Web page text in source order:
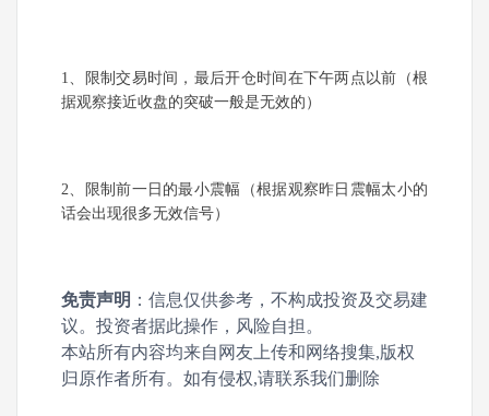
1、
限制交易时间，最后开仓时间在下午两点以前（根
据观察接近收盘的突破一般是无效的 ）
2、
限制前一日的最小震幅（根据观察昨日震幅太小的
话会出现很多无效信号）
免责声明 ：信息仅供参考，不构成投资及交易建
议。投资者据此操作，风险自担。
本站所有内容均来自网友上传和网络搜集,版权
归原作者所有。如有侵权,请联系我们删除